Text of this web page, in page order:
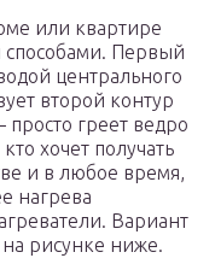
или квартире
способами. Первый
центрального
второй контур
просто греет ведро
хочет получать
и в любое время,
нагрева
Вариант
на рисунке ниже.